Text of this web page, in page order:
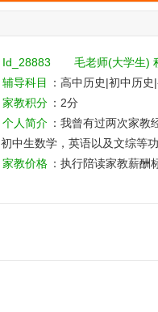
Id_28883 毛老师(大学生)
辅导科目
：高中历史|初中历
语文|初中数学|初中语文|初中英
家教积分 ：2分
个人简介 ：我曾有过两次家
初中生数学，英语以及文综等
类似于第一次。在此期间令我
过我反复的指导以及她自身不
以前的60多分提高到了90多分
家教价格 ：执行陪读家教薪酬